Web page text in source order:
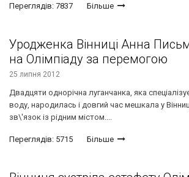
Переглядів: 7837 Більше
Уродженка Вінниці Анна
на Олімпіаду за перемогою
25 липня 2012
Двадцяти однорічна луганчанка, яка
воду, народилась і довгий час мешкала у
зв\'язок із рідним містом....
Переглядів: 5715 Більше